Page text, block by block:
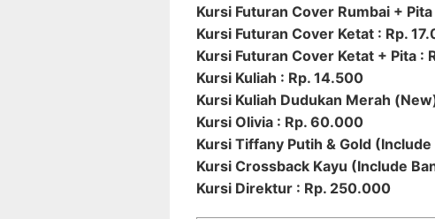
Kursi Futuran Cover Rumbai +
Kursi Futuran Cover Ketat : Rp.
Kursi Futuran Cover Ketat + Pita :
Kursi Kuliah : Rp. 14.500
Kursi Kuliah Dudukan Merah
Kursi Olivia : Rp. 60.000
Kursi Tiffany Putih & Gold
Kursi Crossback Kayu (Include
Kursi Direktur : Rp. 250.000